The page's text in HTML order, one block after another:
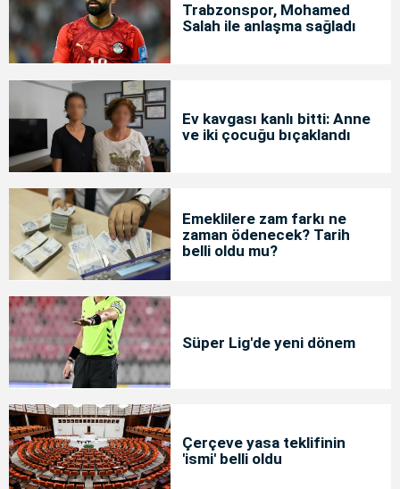
Trabzonspor, Mohamed
Salah ile anlaşma sağladı
Ev kavgası kanlı bitti: Anne
ve iki çocuğu bıçaklandı
Emeklilere zam farkı ne
zaman ödenecek? Tarih
belli oldu mu?
Süper Lig'de yeni dönem
Çerçeve yasa teklifinin
'ismi' belli oldu